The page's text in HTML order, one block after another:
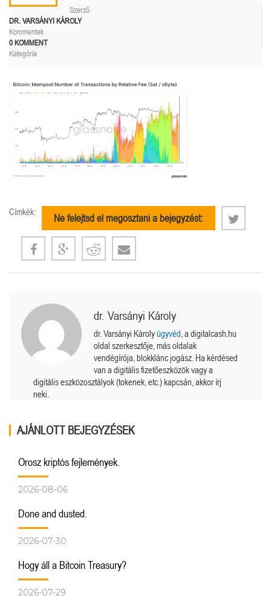
Szerző
DR. VARSÁNYI KÁROLY
Kommentek
0 KOMMENT
Kategória
Címkék:
Ne felejtsd el megosztani a bejegyzést:
dr. Varsányi Károly
dr. Varsányi Károlyügyvéd, a digitalcash.hu
oldal szerkesztője, más oldalak
vendégírója, blokklánc jogász. Ha kérdésed
van a digitális fizetőeszközök vagy a
digitális eszközosztályok (tokenek, etc.) kapcsán, akkor írj
neki.
AJÁNLOTT BEJEGYZÉSEK
Orosz kriptós fejlemények.
2026-08-06
Done and dusted.
2026-07-30
Hogy áll a Bitcoin Treasury?
2026-07-29